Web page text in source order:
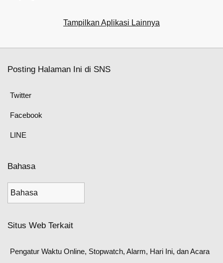
Tampilkan Aplikasi Lainnya
Posting Halaman Ini di SNS
Twitter
Facebook
LINE
Bahasa
Situs Web Terkait
Pengatur Waktu Online, Stopwatch, Alarm, Hari Ini, dan Acara